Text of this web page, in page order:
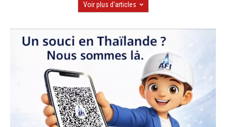
Voir plus d'articles